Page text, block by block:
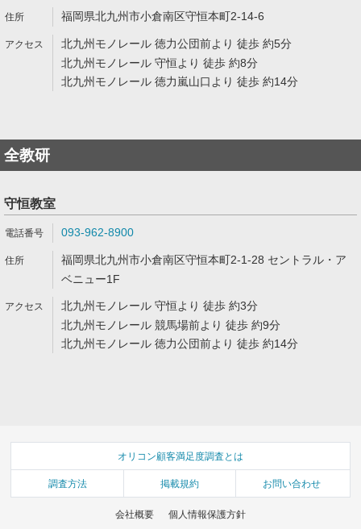
福岡県北九州市小倉南区守恒本町2-14-6
北九州モノレール 徳力公団前より 徒歩 約5分
北九州モノレール 守恒より 徒歩 約8分
北九州モノレール 徳力嵐山口より 徒歩 約14分
全教研
守恒教室
093-962-8900
福岡県北九州市小倉南区守恒本町2-1-28 セントラル・ア
ベニュー1F
北九州モノレール 守恒より 徒歩 約3分
北九州モノレール 競馬場前より 徒歩 約9分
北九州モノレール 徳力公団前より 徒歩 約14分
オリコン顧客満足度調査とは
調査方法 掲載規約 お問い合わせ
会社概要 個人情報保護方針